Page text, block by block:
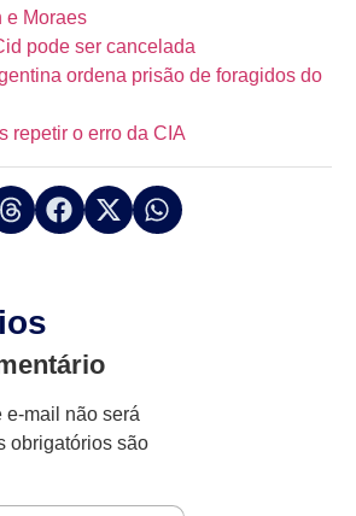
e Moraes
pode ser cancelada
ordena prisão de foragidos do
repetir o erro da CIA
e-mail não será
obrigatórios são